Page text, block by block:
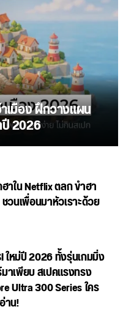
เมือง ฝึกวางแผน
2026
าใน Netflix ตลก ขำฮา
วนเพื่อนมาหัวเราะด้วย
ใหม่ปี 2026 ทั้งรุ่นเกมมิ่ง
าเพียบ สเปคแรงทรง
Ultra 300 Series ใคร
าน!